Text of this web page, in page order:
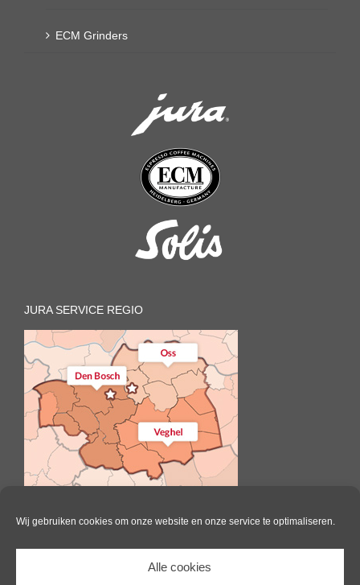
Wij gebruiken cookies om onze website en onze service te optimaliseren.
Alle cookies
ECM Grinders
JURA SERVICE REGIO